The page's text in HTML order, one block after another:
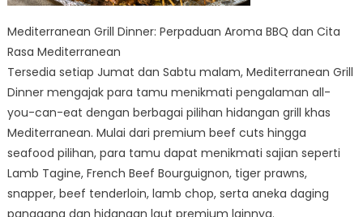
Mediterranean Grill Dinner: Perpaduan Aroma BBQ dan Cita
Rasa Mediterranean
Tersedia setiap Jumat dan Sabtu malam, Mediterranean Grill
Dinner mengajak para tamu menikmati pengalaman all-
you-can-eat dengan berbagai pilihan hidangan grill khas
Mediterranean. Mulai dari premium beef cuts hingga
seafood pilihan, para tamu dapat menikmati sajian seperti
Lamb Tagine, French Beef Bourguignon, tiger prawns,
snapper, beef tenderloin, lamb chop, serta aneka daging
panggang dan hidangan laut premium lainnya.